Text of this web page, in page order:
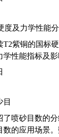
度及力学性能
紫铜的国标
学性能指标及
目
喷砂目数的
数的应用场景